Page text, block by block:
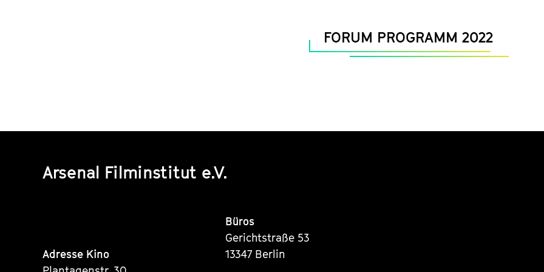
FORUM PROGRAMM 2022
Arsenal Filminstitut e.V.
Adresse Kino
Büros
Gerichtstraße 53
13347 Berlin